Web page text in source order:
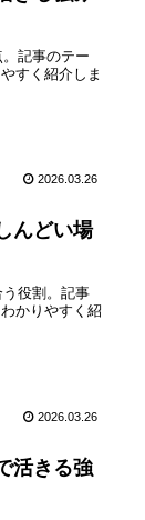
記事のテー
すく紹介しま
2026.03.26
んどい場
役割。記事
かりやすく紹
2026.03.26
活きる強